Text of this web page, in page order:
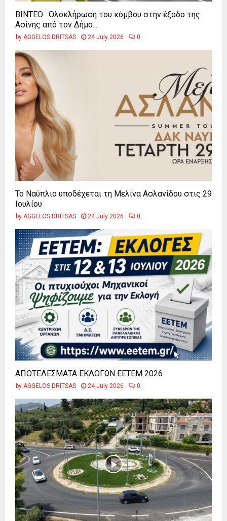
ΒΙΝΤΕΟ : Ολοκλήρωση του κόμβου στην έξοδο της
Ασίνης από τον Δήμο...
by AGGELOS DRITSAS 24 July 2026 0
Το Ναύπλιο υποδέχεται τη Μελίνα Ασλανίδου στις 29
Ιουλίου
by AGGELOS DRITSAS 24 July 2026 0
ΑΠΟΤΕΛΕΣΜΑΤΑ ΕΚΛΟΓΩΝ ΕΕΤΕΜ 2026
by AGGELOS DRITSAS 24 July 2026 0